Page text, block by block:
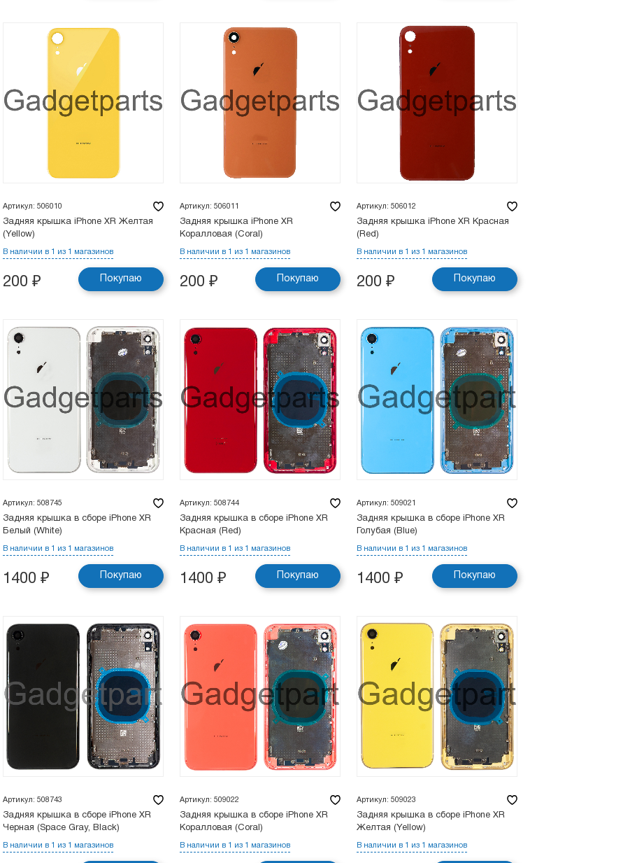
Артикул: 506010
Задняя крышка iPhone XR Желтая
(Yellow)
В наличии в 1 из 1 магазинов
200 ₽ Покупаю
Артикул: 506011
Задняя крышка iPhone XR
Коралловая (Coral)
В наличии в 1 из 1 магазинов
200 ₽ Покупаю
Артикул: 506012
Задняя крышка iPhone XR Красная
(Red)
В наличии в 1 из 1 магазинов
200 ₽ Покупаю
Артикул: 508745
Задняя крышка в сборе iPhone XR
Белый (White)
В наличии в 1 из 1 магазинов
1400 ₽ Покупаю
Артикул: 508744
Задняя крышка в сборе iPhone XR
Красная (Red)
В наличии в 1 из 1 магазинов
1400 ₽ Покупаю
Артикул: 509021
Задняя крышка в сборе iPhone XR
Голубая (Blue)
В наличии в 1 из 1 магазинов
1400 ₽ Покупаю
Артикул: 508743
Задняя крышка в сборе iPhone XR
Черная (Space Gray, Black)
В наличии в 1 из 1 магазинов
Артикул: 509022
Задняя крышка в сборе iPhone XR
Коралловая (Coral)
В наличии в 1 из 1 магазинов
Артикул: 509023
Задняя крышка в сборе iPhone XR
Желтая (Yellow)
В наличии в 1 из 1 магазинов